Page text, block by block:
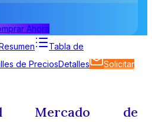
Ahora
Tabla de
de PreciosDetalles
Solicitar
Mercado de